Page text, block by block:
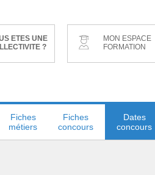
ETES UNE
?
MON ESPACE
FORMATION
Fiches
métiers
Fiches
concours
Dates
concours